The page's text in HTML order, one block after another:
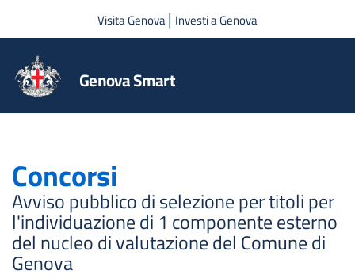
Salta al contenuto principale
Visita Genova| Investi a Genova
Genova Smart
Concorsi
Avviso pubblico di selezione per titoli per
l'individuazione di 1 componente esterno
del nucleo di valutazione del Comune di
Genova